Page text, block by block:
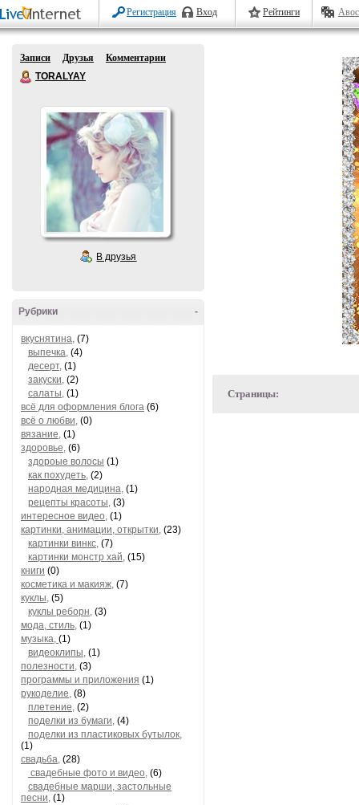
Регистрация Вход Рейтинги
Записи Друзья
Комментарии
TORALYAY
В друзья
-
Рубрики
вкуснятина, (7)
выпечка, (4)
десерт, (1)
закуски, (2)
салаты, (1)
всё для оформления блога (6)
всё о любви, (0)
вязание, (1)
здоровье, (6)
здороые волосы (1)
как похудеть, (2)
народная медицина, (1)
рецепты красоты, (3)
интересное видео, (1)
картинки, анимации, открытки, (23)
картинки винкс, (7)
картинки монстр хай, (15)
книги (0)
косметика и макияж, (7)
куклы, (5)
куклы реборн, (3)
мода, стиль, (1)
музыка, (1)
видеоклипы, (1)
полезности, (3)
программы и приложения (1)
рукоделие, (8)
плетение, (2)
поделки из бумаги, (4)
поделки из пластиковых бутылок,
(1)
свадьба, (28)
свадебные фото и видео, (6)
свадебные марши, застольные
песни, (1)
Страницы: